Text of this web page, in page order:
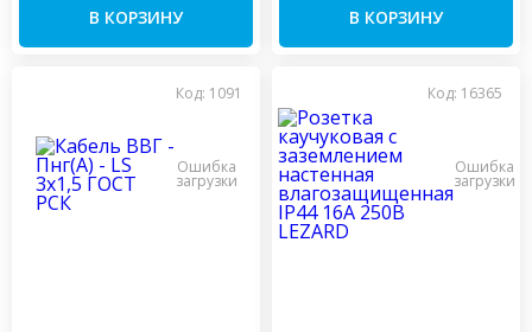
В КОРЗИНУ В КОРЗИНУ
Код: 1091 Код: 16365